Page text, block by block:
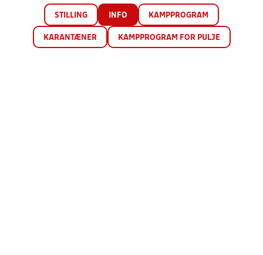
STILLING INFO KAMPPROGRAM
KARANTÆNER KAMPPROGRAM FOR PULJE